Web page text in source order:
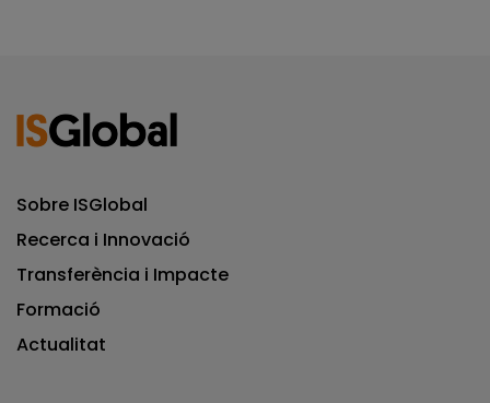
Sobre ISGlobal
Recerca i Innovació
Transferència i Impacte
Formació
Actualitat